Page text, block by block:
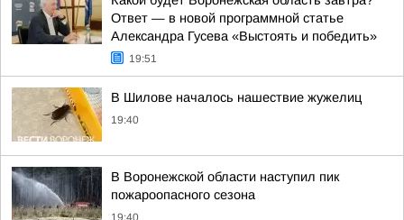
Ответ — в новой программной статье
Александра Гусева «Выстоять и победить»
19:51
В Шилове началось нашествие жужелиц
19:40
В Воронежской области наступил пик
пожароопасного сезона
19:40